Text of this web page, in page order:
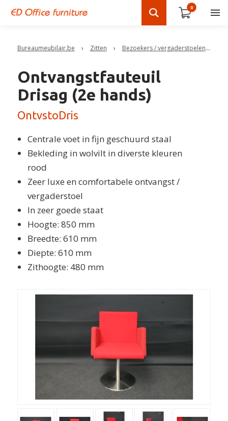
0
Bureaumeubilair.be › Zitten › Bezoekers / vergaderstoelen
Ontvangstfauteuil
Drisag (2e hands)
OntvstoDris
Centrale voet in fijn geschuurd staal
Bekleding in wolvilt in diverste kleuren
rood
Zeer luxe en comfortabele ontvangst /
vergaderstoel
In zeer goede staat
Hoogte: 850 mm
Breedte: 610 mm
Diepte: 610 mm
Zithoogte: 480 mm